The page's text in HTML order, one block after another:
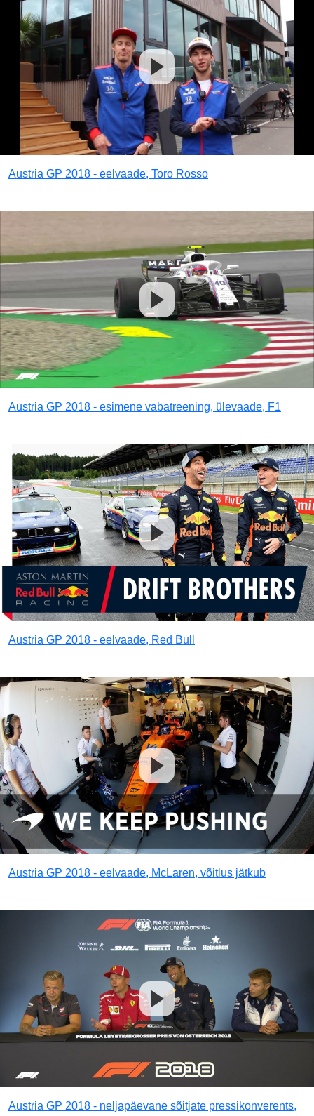
Austria GP 2018 - eelvaade, Toro Rosso
Austria GP 2018 - esimene vabatreening, ülevaade, F1
Austria GP 2018 - eelvaade, Red Bull
Austria GP 2018 - eelvaade, McLaren, võitlus jätkub
Austria GP 2018 - neljapäevane sõitjate pressikonverents,